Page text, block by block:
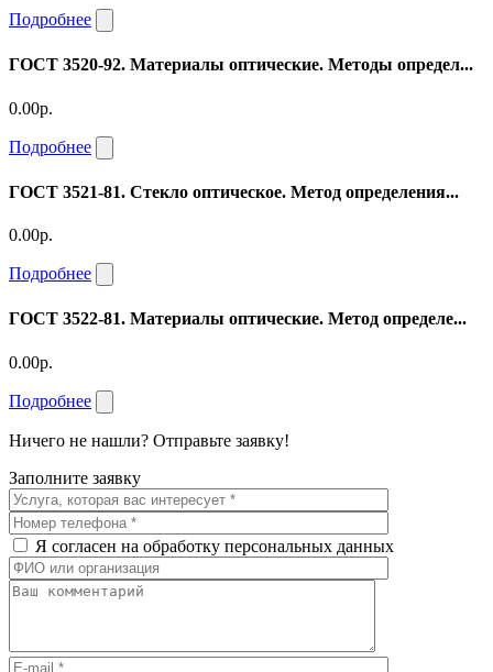
Подробнее
ГОСТ 3520-92. Материалы оптические. Методы определ...
0.00р.
Подробнее
ГОСТ 3521-81. Стекло оптическое. Метод определения...
0.00р.
Подробнее
ГОСТ 3522-81. Материалы оптические. Метод определе...
0.00р.
Подробнее
Ничего не нашли? Отправьте заявку!
Заполните заявку
Я согласен на обработку персональных данных